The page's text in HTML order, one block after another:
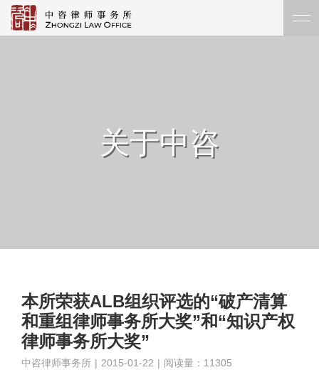
关于中咨
本所荣获ALB组织评选的“破产清算
和重组律师事务所大奖”和“知识产权
律师事务所大奖”
中咨律师事务所 | 2015-01-22 | 阅读量：11305